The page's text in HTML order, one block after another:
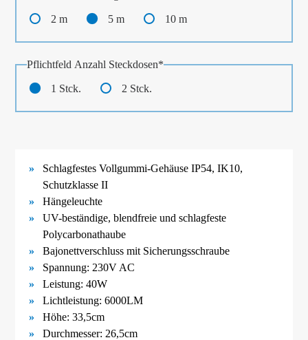
2 m 5 m 10 m
Pflichtfeld Anzahl Steckdosen*
1 Stck. 2 Stck.
Schlagfestes Vollgummi-Gehäuse IP54, IK10,
Schutzklasse II
Hängeleuchte
UV-beständige, blendfreie und schlagfeste
Polycarbonathaube
Bajonettverschluss mit Sicherungsschraube
Spannung: 230V AC
Leistung: 40W
Lichtleistung: 6000LM
Höhe: 33,5cm
Durchmesser: 26,5cm